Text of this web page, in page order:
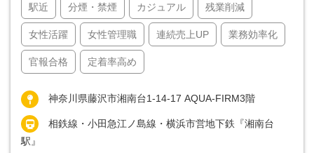
駅近 分煙・禁煙 カジュアル 残業削減
女性活躍 女性管理職 連続売上UP 業務効率化
官報合格 定着率高め
神奈川県藤沢市湘南台1-14-17 AQUA-FIRM3階
相鉄線・小田急江ノ島線・横浜市営地下鉄『湘南台
駅』